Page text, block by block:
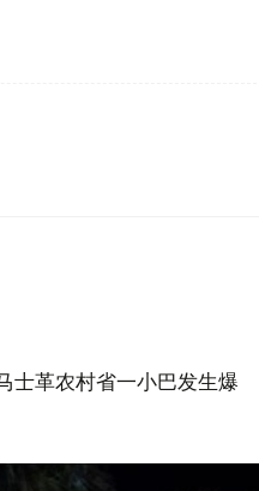
士革农村省一小巴发生爆